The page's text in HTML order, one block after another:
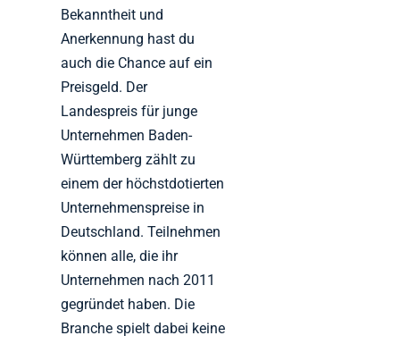
Bekanntheit und
Anerkennung hast du
auch die Chance auf ein
Preisgeld. Der
Landespreis für junge
Unternehmen Baden-
Württemberg zählt zu
einem der höchstdotierten
Unternehmenspreise in
Deutschland. Teilnehmen
können alle, die ihr
Unternehmen nach 2011
gegründet haben. Die
Branche spielt dabei keine